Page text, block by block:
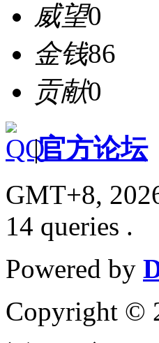
威望0
金钱86
贡献0
|官方论坛
GMT+8,
14 queries .
Powered by
Copyright ©